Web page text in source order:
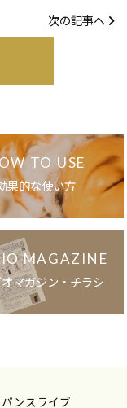
次の記事へ
TO USE
果的な使い方
MAGAZINE
マガジン・チラシ
ンスライブ